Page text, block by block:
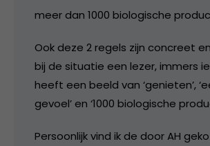
meer dan 1000 biologische
Ook deze 2 regels zijn concreet
bij de situatie een lezer, immers
heeft een beeld van ‘genieten’,
gevoel’ en ‘1000 biologische
Persoonlijk vind ik de door AH